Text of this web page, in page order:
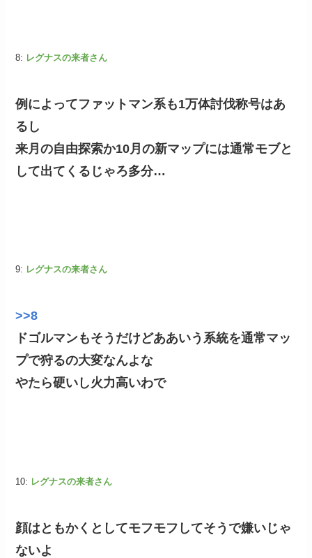
8: レグナスの来者さん
例によってファットマン系も1万体討伐称号はあ
るし
来月の自由探索か10月の新マップには通常モブと
して出てくるじゃろ多分…
9: レグナスの来者さん
>>8
ドゴルマンもそうだけどああいう系統を通常マッ
プで狩るの大変なんよな
やたら硬いし火力高いわで
10: レグナスの来者さん
顔はともかくとしてモフモフしてそうで嫌いじゃ
ないよ